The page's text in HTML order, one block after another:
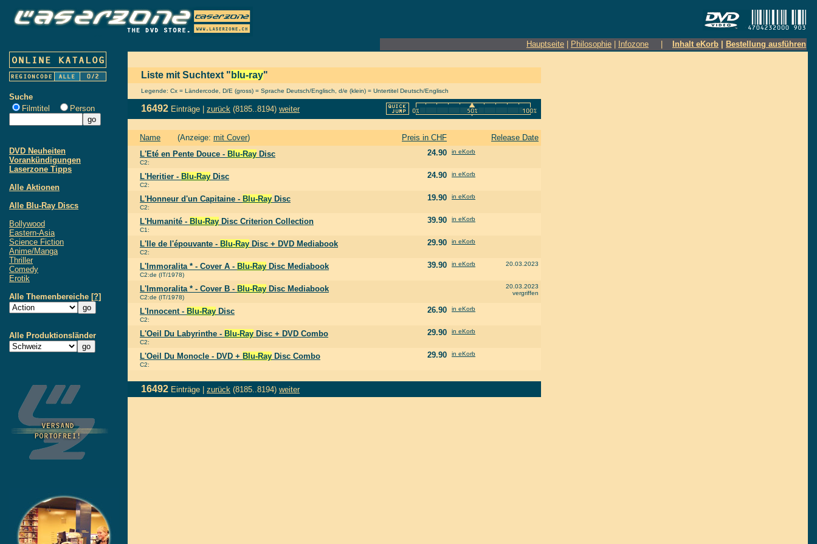
Hauptseite Philosophie Infozone Inhalt eKorb Bestellung ausführen
Suche
Filmtitel
Person
DVD Neuheiten
Vorankündigungen
Laserzone Tipps
Alle Aktionen
Alle Blu-Ray Discs
Bollywood
Eastern-Asia
Science Fiction
Anime/Manga
Thriller
Comedy
Erotik
Alle Themenbereiche [?]
Alle Produktionsländer
Liste mit Suchtext " blu-ray"
Legende: Cx = Ländercode, D/E (gross) = Sprache Deutsch/Englisch, d/e (klein) = Untertitel Deutsch/Englisch
16492 Einträge | zurück (8185..8194) weiter
Name (Anzeige: mit Cover) Preis in CHF
Release Date
L'Eté en Pente Douce - Blu-Ray Disc
C2:
24.90 in eKorb
L'Heritier - Blu-Ray Disc
C2:
24.90 in eKorb
L'Honneur d'un Capitaine - Blu-Ray Disc
C2:
19.90 in eKorb
L'Humanité - Blu-Ray Disc Criterion Collection
C1:
39.90 in eKorb
L'Ile de l'épouvante - Blu-Ray Disc + DVD Mediabook
C2:
29.90 in eKorb
L'Immoralita * - Cover A - Blu-Ray Disc Mediabook
C2:de (IT/1978)
39.90 in eKorb 20.03.2023
L'Immoralita * - Cover B - Blu-Ray Disc Mediabook
C2:de (IT/1978)
20.03.2023
vergriffen
L'Innocent - Blu-Ray Disc
C2:
26.90 in eKorb
L'Oeil Du Labyrinthe - Blu-Ray Disc + DVD Combo
C2:
29.90 in eKorb
L'Oeil Du Monocle - DVD + Blu-Ray Disc Combo
C2:
29.90 in eKorb
16492 Einträge | zurück (8185..8194) weiter